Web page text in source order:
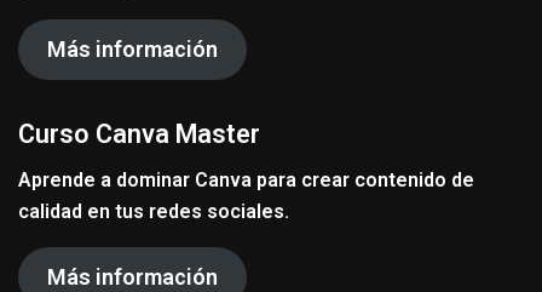
Más información
Curso Canva Master
Aprende a dominar Canva para crear contenido de
calidad en tus redes sociales.
Más información